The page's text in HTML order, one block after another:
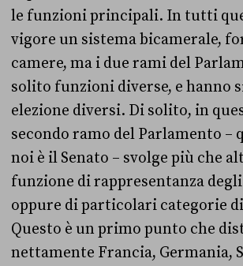
le funzioni principali. In tutti
vigore un sistema bicamerale,
camere, ma i due rami del
solito funzioni diverse, e hanno
elezione diversi. Di solito, in
secondo ramo del Parlamento –
noi è il Senato – svolge più che
funzione di rappresentanza
oppure di particolari categorie
Questo è un primo punto che
nettamente Francia, Germania,